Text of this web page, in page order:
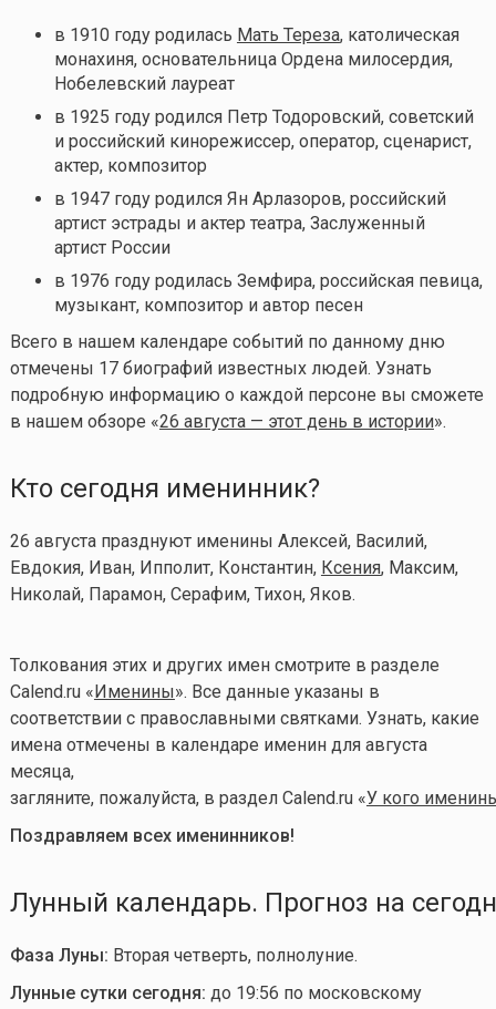
в 1910 году родилась Мать Тереза, католическая
монахиня, основательница Ордена милосердия,
Нобелевский лауреат
в 1925 году родился Петр Тодоровский, советский
и российский кинорежиссер, оператор, сценарист,
актер, композитор
в 1947 году родился Ян Арлазоров, российский
артист эстрады и актер театра, Заслуженный
артист России
в 1976 году родилась Земфира, российская певица,
музыкант, композитор и автор песен
Всего в нашем календаре событий по данному дню
отмечены 17 биографий известных людей. Узнать
подробную информацию о каждой персоне вы сможете
в нашем обзоре «26 августа — этот день в истории».
Кто сегодня именинник?
26 августа празднуют именины Алексей, Василий,
Евдокия, Иван, Ипполит, Константин, Ксения, Максим,
Николай, Парамон, Серафим, Тихон, Яков.
Толкования этих и других имен смотрите в разделе
Calend.ru «Именины». Все данные указаны в
соответствии с православными святками. Узнать, какие
имена отмечены в календаре именин для августа
месяца,
загляните, пожалуйста, в раздел Calend.ru «У кого
Поздравляем всех именинников!
Лунный календарь. Прогноз на
Фаза Луны: Вторая четверть, полнолуние.
Лунные сутки сегодня: до 19:56 по московскому